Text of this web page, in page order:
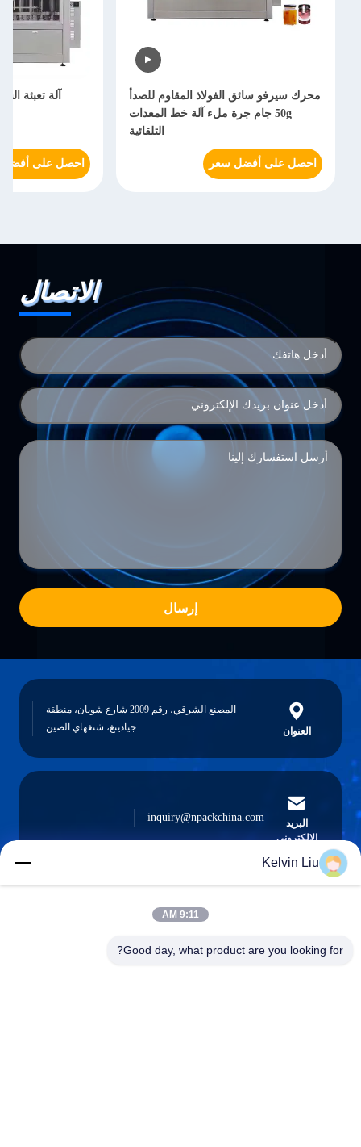
محرك سيرفو سائق الفولاذ المقاوم للصدأ
50g جام جرة ملء آلة خط المعدات
التلقائية
احصل على أفضل سعر
آلة تعبئة
احصل على
الاتصال
إرسال
العنوان
المصنع الشرقي، رقم 2009 شارع شوبان، منطقة
جيادينغ، شنغهاي الصين
البريد
الإلكتروني
inquiry@npackchina.com
0086-21-66035560
Kelvin Liu
9:11 AM
Good day, what product are you looking for?